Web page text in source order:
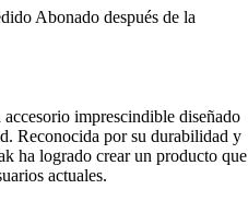
Abonado después de la
imprescindible diseñado
Reconocida por su durabilidad y
ha logrado crear un producto que
actuales.